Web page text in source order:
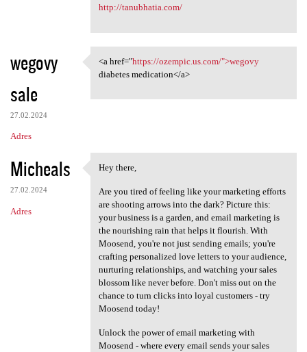
http://tanubhatia.com/
wegovy
sale
27.02.2024
Adres
<a href="https://ozempic.us
<a href="https://ozempic.us.com/">wegovy
diabetes medication</a>
Micheals
27.02.2024
Adres
Hey there,
Hey there,
Are you tired of feeling like your marketing efforts
are shooting arrows into the dark? Picture this:
your business is a garden, and email marketing is
the nourishing rain that helps it flourish. With
Moosend, you're not just sending emails; you're
crafting personalized love letters to your audience,
nurturing relationships, and watching your sales
blossom like never before. Don't miss out on the
chance to turn clicks into loyal customers - try
Moosend today!
Unlock the power of email marketing with
Moosend - where every email sends your sales